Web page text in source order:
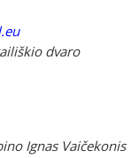
dvaro
Ignas Vaičekonis